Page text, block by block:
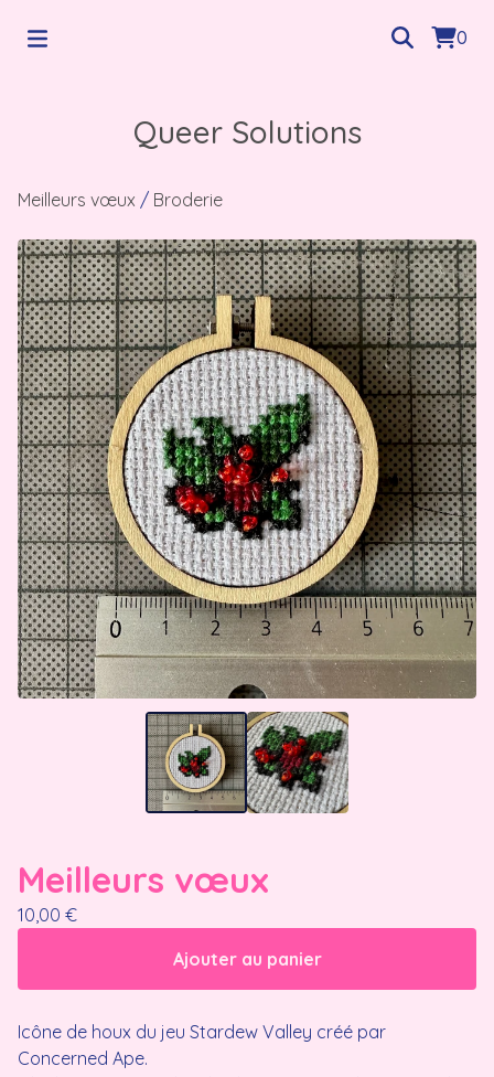
0
Queer Solutions
Meilleurs vœux / Broderie
Meilleurs vœux
10,00 €
Ajouter au panier
Icône de houx du jeu Stardew Valley créé par
Concerned Ape.